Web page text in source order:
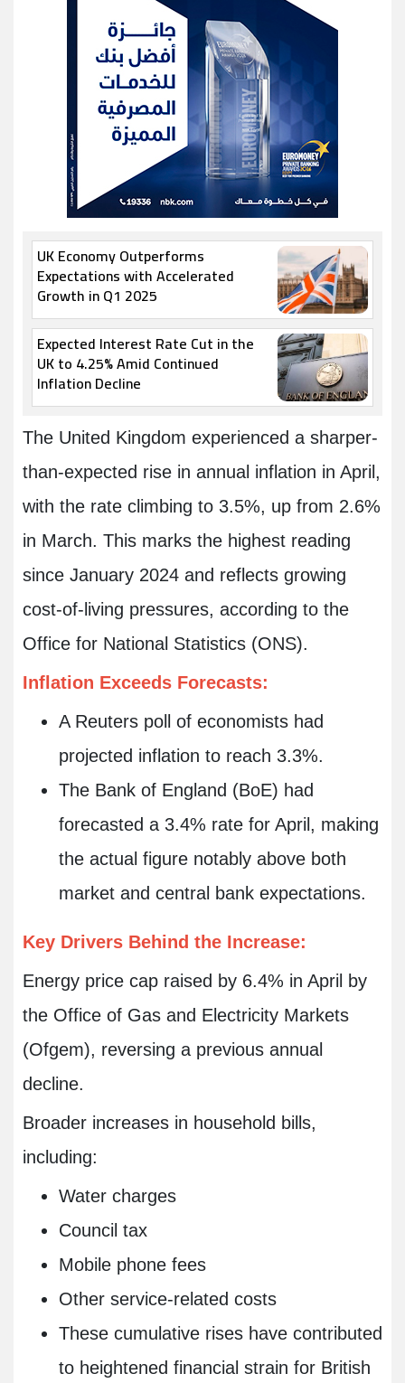
UK Economy Outperforms
Expectations with Accelerated
Growth in Q1 2025
Expected Interest Rate Cut in the
UK to 4.25% Amid Continued
Inflation Decline
The United Kingdom experienced a sharper-
than-expected rise in annual inflation in April,
with the rate climbing to 3.5%, up from 2.6%
in March. This marks the highest reading
since January 2024 and reflects growing
cost-of-living pressures, according to the
Office for National Statistics (ONS).
Inflation Exceeds Forecasts:
A Reuters poll of economists had
projected inflation to reach 3.3%.
The Bank of England (BoE) had
forecasted a 3.4% rate for April, making
the actual figure notably above both
market and central bank expectations.
Key Drivers Behind the Increase:
Energy price cap raised by 6.4% in April by
the Office of Gas and Electricity Markets
(Ofgem), reversing a previous annual
decline.
Broader increases in household bills,
including:
Water charges
Council tax
Mobile phone fees
Other service-related costs
These cumulative rises have contributed
to heightened financial strain for British